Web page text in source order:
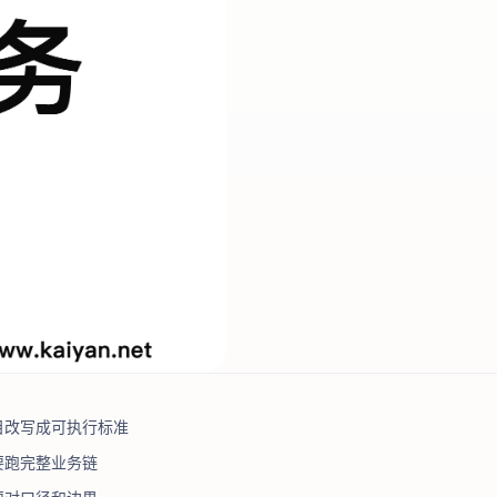
写成可执行标准
完整业务链